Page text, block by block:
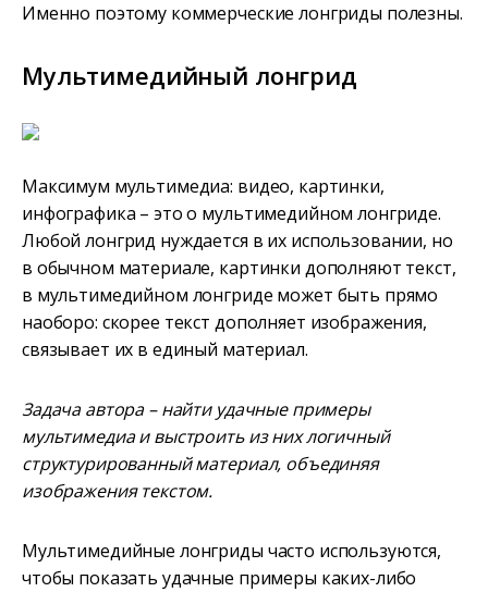
Именно поэтому коммерческие лонгриды полезны.
Мультимедийный лонгрид
Максимум мультимедиа: видео, картинки,
инфографика – это о мультимедийном лонгриде.
Любой лонгрид нуждается в их использовании, но
в обычном материале, картинки дополняют текст,
в мультимедийном лонгриде может быть прямо
наоборо: скорее текст дополняет изображения,
связывает их в единый материал.
Задача автора – найти удачные примеры
мультимедиа и выстроить из них логичный
структурированный материал, объединяя
изображения текстом.
Мультимедийные лонгриды часто используются,
чтобы показать удачные примеры каких-либо